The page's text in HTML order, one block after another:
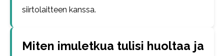
siirtolaitteen kanssa.
Miten imuletkua tulisi huoltaa ja